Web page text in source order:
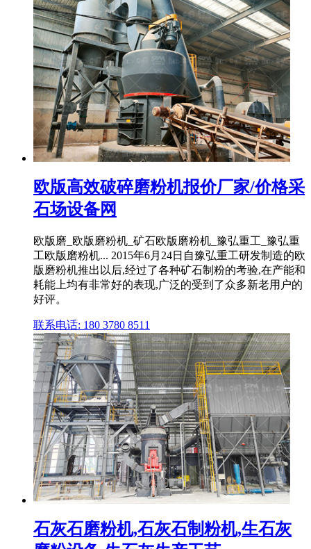
欧版高效破碎磨粉机报价厂家/价格采
石场设备网
欧版磨_欧版磨粉机_矿石欧版磨粉机_豫弘重工_豫弘重
工欧版磨粉机... 2015年6月24日自豫弘重工研发制造的欧
版磨粉机推出以后,经过了各种矿石制粉的考验,在产能和
耗能上均有非常好的表现,广泛的受到了众多新老用户的
好评。
联系电话: 180 3780 8511
石灰石磨粉机,石灰石制粉机,生石灰